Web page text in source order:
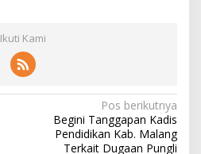
Ikuti Kami
Pos berikutnya
Begini Tanggapan Kadis
Pendidikan Kab. Malang
Terkait Dugaan Pungli